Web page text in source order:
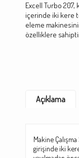
Excell Turbo
içerinde iki kere
eleme
özelliklere
Açıklama
Makine
girişinde iki